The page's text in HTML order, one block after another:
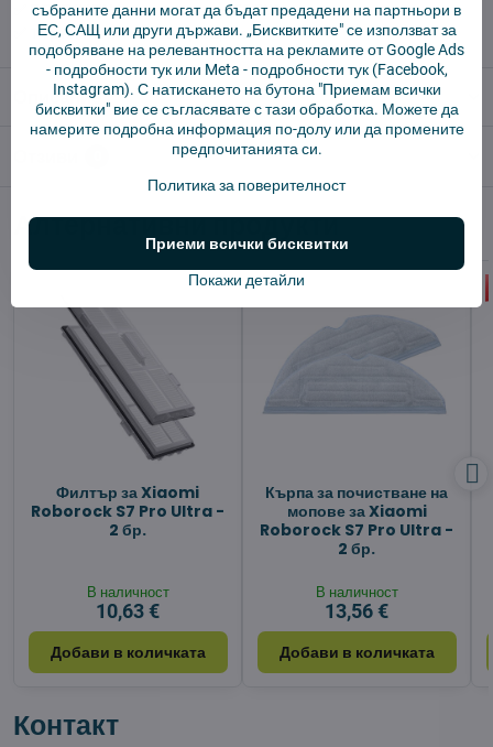
✅ БЕЗПЛАТНА доставка над 55 EUR.
✅ 14 дни политика за връщане
Описание
Алтернативни продукти
Филтър за Xiaomi
Roborock S7 Pro Ultra -
2 бр.
В наличност
10,63 €
Добави в количката
Кърпа за почистване на
мопове за Xiaomi
Roborock S7 Pro Ultra -
2 бр.
В наличност
13,56 €
Добави в количката
Контакт
събраните данни могат да бъдат предадени на партньори в
ЕС, САЩ или други държави. „Бисквитките" се използват за
подобряване на релевантността на рекламите от Google Ads
- подробности тукили Meta - подробности тук(Facebook,
Instagram). С натискането на бутона "Приемам всички
бисквитки" вие се съгласявате с тази обработка. Можете да
намерите подробна информация по-долу или да промените
предпочитанията си.
Политика за поверителност
Покажи детайли
Приеми всички бисквитки